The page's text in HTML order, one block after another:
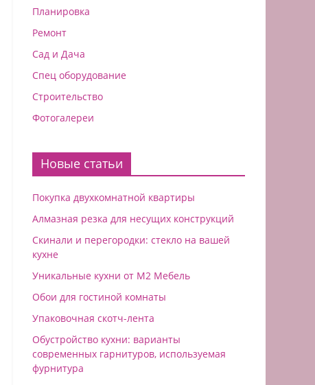
Планировка
Ремонт
Сад и Дача
Спец оборудование
Строительство
Фотогалереи
Новые статьи
Покупка двухкомнатной квартиры
Алмазная резка для несущих конструкций
Скинали и перегородки: стекло на вашей
кухне
Уникальные кухни от М2 Мебель
Обои для гостиной комнаты
Упаковочная скотч-лента
Обустройство кухни: варианты
современных гарнитуров, используемая
фурнитура